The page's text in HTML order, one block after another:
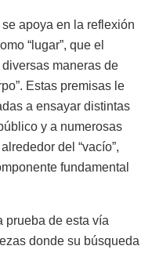
apoya en la reflexión
“lugar”, que el
maneras de
Estas premisas le
a ensayar distintas
y a numerosas
del “vacío”,
fundamental
prueba de esta vía
donde su búsqueda